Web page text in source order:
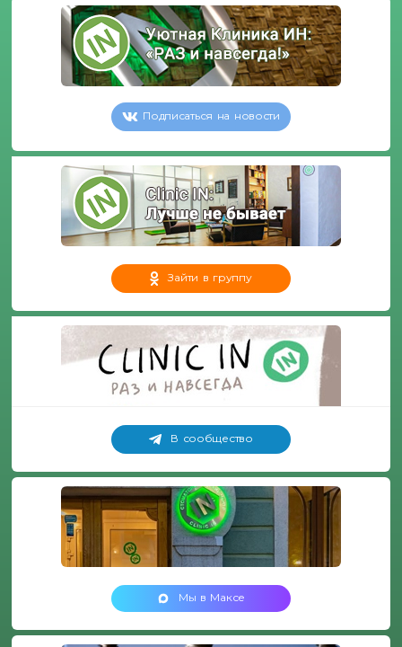
Подписаться на новости
Зайти в группу
В сообщество
Мы в Максе